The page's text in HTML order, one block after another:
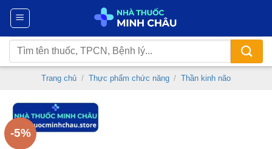
Chuyển
nội
dung
Tìm
kiếm:
Trang chủ / Thực phẩm chức năng / Thần kinh não
-5%